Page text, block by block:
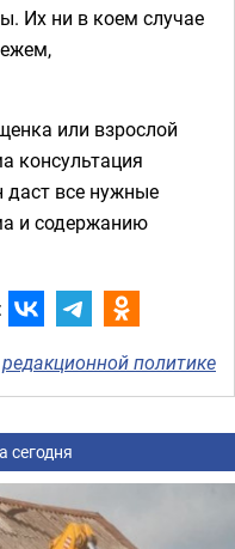
Их ни в коем случае
или взрослой
консультация
даст все нужные
и содержанию
редакционной политике
сегодня